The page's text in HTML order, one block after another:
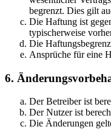
begrenzt. Dies gilt
Die Haftung ist
typischerweise
Die
Ansprüche für eine
6.
Der Betreiber ist
Der Nutzer ist
Die Änderungen